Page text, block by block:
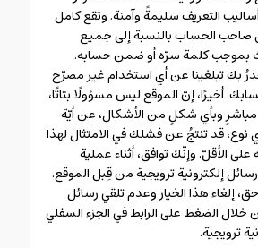
التعريف سليمةً وآمنة. وتقع كامل
صاحب الحساب بالنسبة إلى جميع
بموجب كلمة سرّه أو ضمن حسابه.
بك تبلغينا عن أي استخدام غير مصرّح
أخيرًا، إنّ الموقع ليس مسؤولًا بتاتًا،
وبأي شكلٍ من الأشكال، عن أيّة
نوع، قد تنتجُ عن فشلك في الامتثال لهذا
على الأقلّ. وإنّك توافق، أثناء عملية
إلكترونية ترويجية من قِبل الموقع.
إلغاء هذا الخيار وعدم تلقي رسائل
خلال الضغط على الرابط في الجزء السفلي
ترويجية.